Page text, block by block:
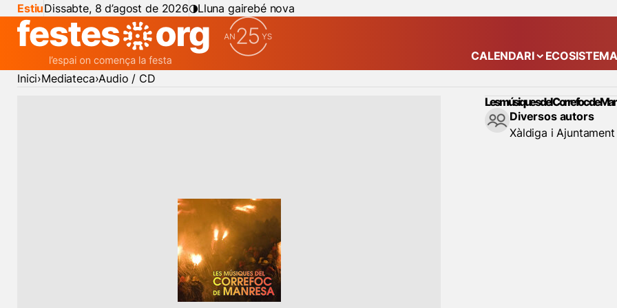
EstiuDissabte, 8 d’agost de 2026 Lluna gairebé nova
CALENDARI Mostra el
ECOSISTEMA
Inici Mediateca Audio / CD
Les músiques del Correfoc de
Diversos autors
Xàldiga i